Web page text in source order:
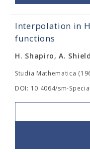
Interpolation in
functions
H. Shapiro, A.
Studia Mathematica
DOI: 10.4064/sm-